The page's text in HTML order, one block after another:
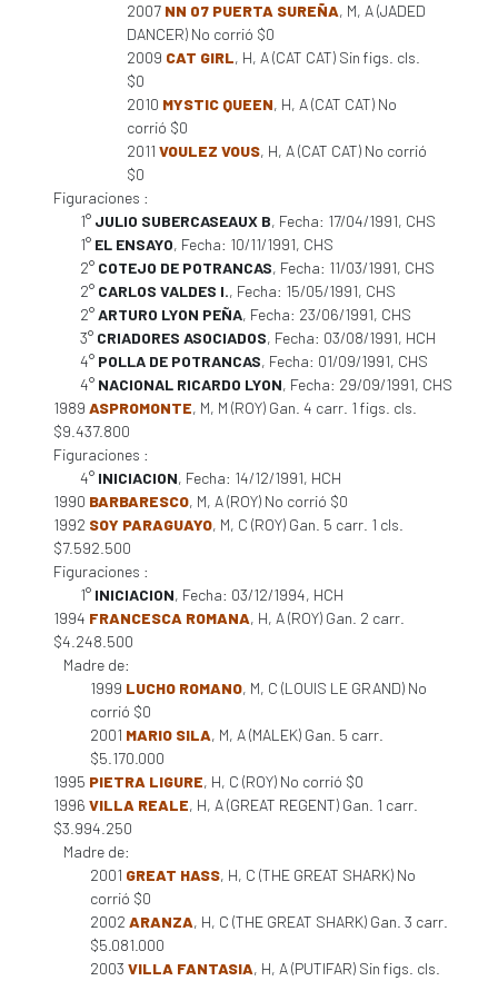
2007 NN 07 PUERTA SUREÑA, M, A (JADED
DANCER) No corrió $0
2009 CAT GIRL, H, A (CAT CAT) Sin figs. cls.
$0
2010 MYSTIC QUEEN, H, A (CAT CAT) No
corrió $0
2011 VOULEZ VOUS, H, A (CAT CAT) No corrió
$0
Figuraciones :
1° JULIO SUBERCASEAUX B, Fecha: 17/04/1991, CHS
1° EL ENSAYO, Fecha: 10/11/1991, CHS
2° COTEJO DE POTRANCAS, Fecha: 11/03/1991, CHS
2° CARLOS VALDES I., Fecha: 15/05/1991, CHS
2°ARTURO LYON PEÑA, Fecha: 23/06/1991, CHS
3° CRIADORES ASOCIADOS, Fecha: 03/08/1991, HCH
4° POLLA DE POTRANCAS, Fecha: 01/09/1991, CHS
4° NACIONAL RICARDO LYON, Fecha: 29/09/1991, CHS
1989 ASPROMONTE, M, M (ROY) Gan. 4 carr. 1 figs. cls.
$9.437.800
Figuraciones :
4° INICIACION, Fecha: 14/12/1991, HCH
1990 BARBARESCO, M, A (ROY) No corrió $0
1992 SOY PARAGUAYO, M, C (ROY) Gan. 5 carr. 1 cls.
$7.592.500
Figuraciones :
1° INICIACION, Fecha: 03/12/1994, HCH
1994 FRANCESCA ROMANA, H, A (ROY) Gan. 2 carr.
$4.248.500
Madre de:
1999 LUCHO ROMANO, M, C (LOUIS LE GRAND) No
corrió $0
2001 MARIO SILA, M, A (MALEK) Gan. 5 carr.
$5.170.000
1995 PIETRA LIGURE, H, C (ROY) No corrió $0
1996 VILLA REALE, H, A (GREAT REGENT) Gan. 1 carr.
$3.994.250
Madre de:
2001 GREAT HASS, H, C (THE GREAT SHARK) No
corrió $0
2002 ARANZA, H, C (THE GREAT SHARK) Gan. 3 carr.
$5.081.000
2003 VILLA FANTASIA, H, A (PUTIFAR) Sin figs. cls.